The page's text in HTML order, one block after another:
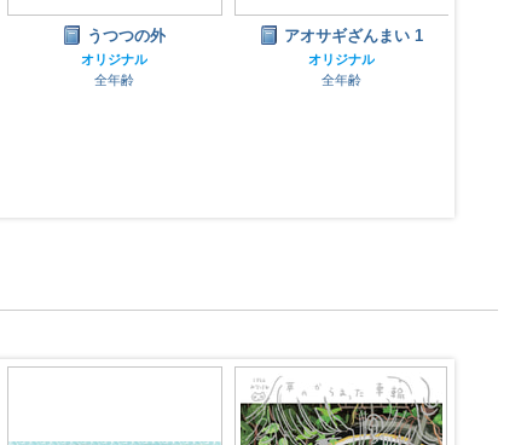
うつつの外
オリジナル
全年齢
アオサギざんまい 1
オリジナル
全年齢